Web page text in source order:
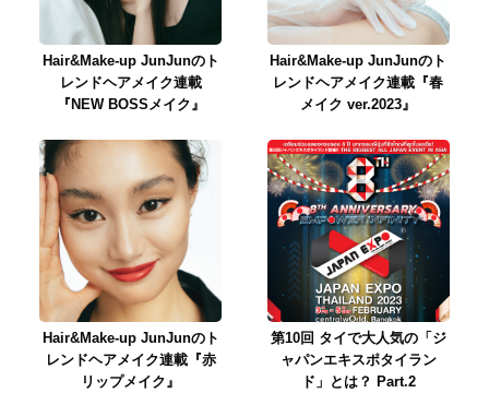
Hair&Make-up JunJunのト
レンドヘアメイク連載
『NEW BOSSメイク』
Hair&Make-up JunJunのト
レンドヘアメイク連載『春
メイク ver.2023』
Hair&Make-up JunJunのト
レンドヘアメイク連載『赤
リップメイク』
第10回 タイで大人気の「ジ
ャパンエキスポタイラン
ド」とは？ Part.2